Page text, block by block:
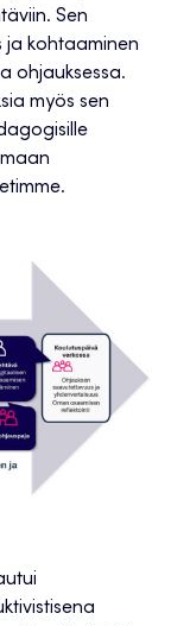
Sen
ja kohtaaminen
ohjauksessa.
myös sen